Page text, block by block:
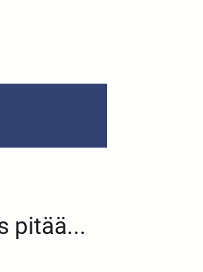
pitää...